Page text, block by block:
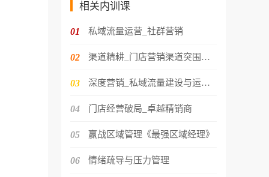
相关内训课
01 私域流量运营_社群营销
02 渠道精耕_门店营销渠道突围策略
03 深度营销_私域流量建设与运营转化
04 门店经营破局_卓越精销商
05 赢战区域管理《最强区域经理》
06 情绪疏导与压力管理